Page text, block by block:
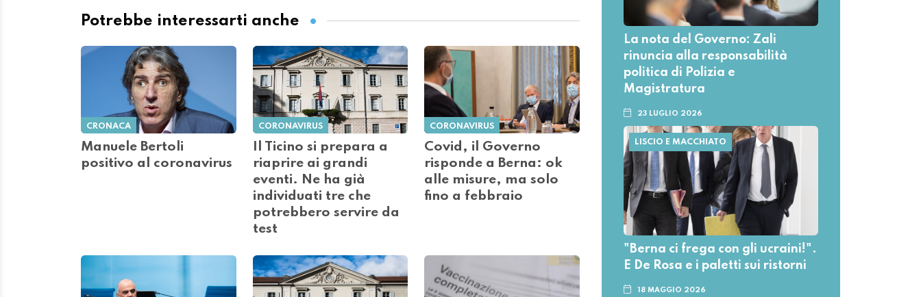
Potrebbe interessarti anche
CRONACA
Manuele Bertoli
positivo al coronavirus
CORONAVIRUS
Il Ticino si prepara a
riaprire ai grandi
eventi. Ne ha già
individuati tre che
potrebbero servire da
test
CORONAVIRUS
Covid, il Governo
risponde a Berna: ok
alle misure, ma solo
fino a febbraio
La nota del Governo: Zali
rinuncia alla responsabilità
politica di Polizia e
Magistratura
23 LUGLIO 2026
LISCIO E MACCHIATO
"Berna ci frega con gli ucraini!".
E De Rosa e i paletti sui ristorni
18 MAGGIO 2026